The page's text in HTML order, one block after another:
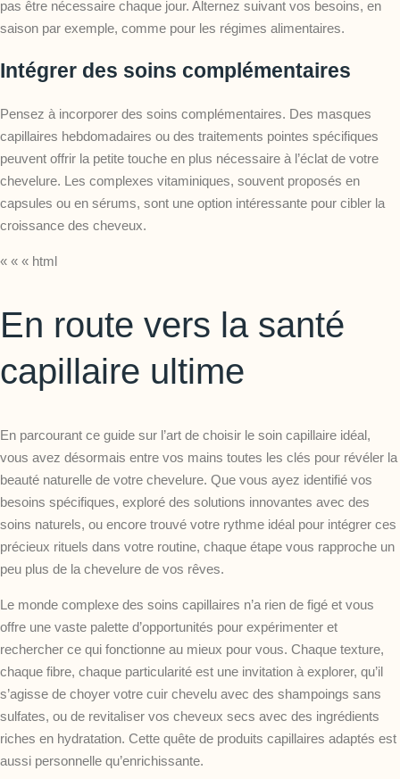
pas être nécessaire chaque jour. Alternez suivant vos besoins, en
saison par exemple, comme pour les régimes alimentaires.
Intégrer des soins complémentaires
Pensez à incorporer des soins complémentaires. Des masques
capillaires hebdomadaires ou des traitements pointes spécifiques
peuvent offrir la petite touche en plus nécessaire à l’éclat de votre
chevelure. Les complexes vitaminiques, souvent proposés en
capsules ou en sérums, sont une option intéressante pour cibler la
croissance des cheveux.
« « « html
En route vers la santé
capillaire ultime
En parcourant ce guide sur l’art de choisir le soin capillaire idéal,
vous avez désormais entre vos mains toutes les clés pour révéler la
beauté naturelle de votre chevelure. Que vous ayez identifié vos
besoins spécifiques, exploré des solutions innovantes avec des
soins naturels, ou encore trouvé votre rythme idéal pour intégrer ces
précieux rituels dans votre routine, chaque étape vous rapproche un
peu plus de la chevelure de vos rêves.
Le monde complexe des soins capillaires n’a rien de figé et vous
offre une vaste palette d’opportunités pour expérimenter et
rechercher ce qui fonctionne au mieux pour vous. Chaque texture,
chaque fibre, chaque particularité est une invitation à explorer, qu’il
s’agisse de choyer votre cuir chevelu avec des shampoings sans
sulfates, ou de revitaliser vos cheveux secs avec des ingrédients
riches en hydratation. Cette quête de produits capillaires adaptés est
aussi personnelle qu’enrichissante.